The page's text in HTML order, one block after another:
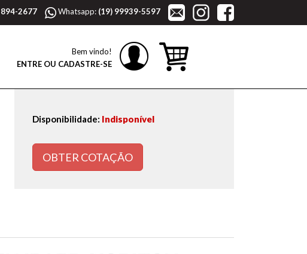
2677 Whatsapp: (19) 99939-5597
Bem vindo!
ENTRE OU CADASTRE-SE
Disponibilidade: Indisponível
OBTER COTAÇÃO